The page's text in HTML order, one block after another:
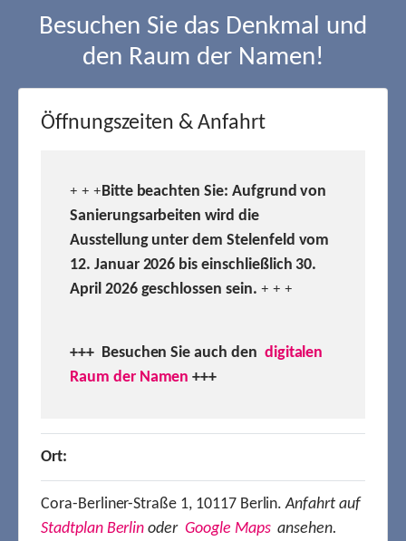
Besuchen Sie das Denkmal und
den Raum der Namen!
Öffnungszeiten & Anfahrt
+ + +Bitte beachten Sie: Aufgrund von
Sanierungsarbeiten wird die
Ausstellung unter dem Stelenfeld vom
12. Januar 2026 bis einschließlich 30.
April 2026 geschlossen sein. + + +
+++ Besuchen Sie auch den digitalen
Raum der Namen +++
Ort:
Cora-Berliner-Straße 1, 10117 Berlin.Anfahrt auf
Stadtplan Berlin oder Google Mapsansehen.